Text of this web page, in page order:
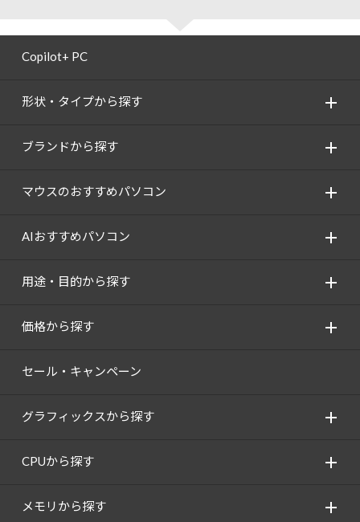
Copilot+ PC
形状・タイプから探す
ブランドから探す
マウスのおすすめパソコン
AIおすすめパソコン
用途・目的から探す
価格から探す
セール・キャンペーン
グラフィックスから探す
CPUから探す
メモリから探す